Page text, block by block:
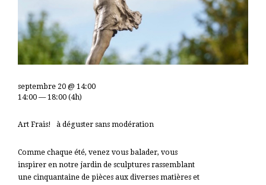
Art Frais! à déguster sans modération
Comme chaque été, venez vous balader, vous
inspirer en notre jardin de sculptures rassemblant
une cinquantaine de pièces aux diverses matières et
septembre 20 @ 14:00
14:00 — 18:00 (4h)